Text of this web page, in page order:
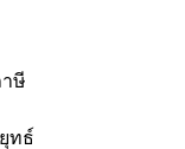
ษี
ทธ์